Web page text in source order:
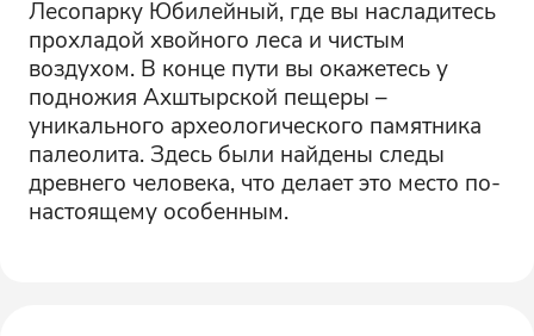
Лесопарку Юбилейный, где вы насладитесь
прохладой хвойного леса и чистым
воздухом. В конце пути вы окажетесь у
подножия Ахштырской пещеры –
уникального археологического памятника
палеолита. Здесь были найдены следы
древнего человека, что делает это место по-
настоящему особенным.